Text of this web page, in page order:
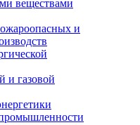
веществами
и
и газовой